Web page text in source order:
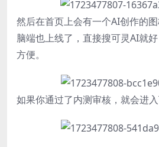
然后在首页上会有一个AI创作的
脑端也上线了，直接搜可灵AI就
方便。
如果你通过了内测审核，就会进